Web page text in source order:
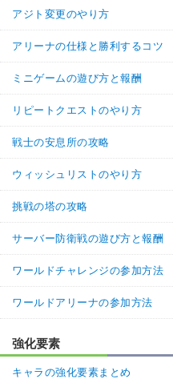
アジト変更のやり方
アリーナの仕様と勝利するコツ
ミニゲームの遊び方と報酬
リピートクエストのやり方
戦士の安息所の攻略
ウィッシュリストのやり方
挑戦の塔の攻略
サーバー防衛戦の遊び方と報酬
ワールドチャレンジの参加方法
ワールドアリーナの参加方法
強化要素
キャラの強化要素まとめ